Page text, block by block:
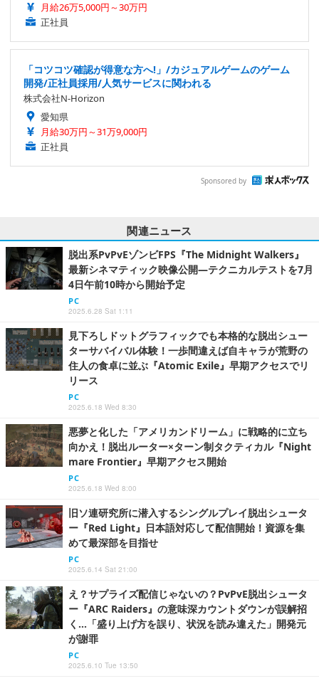
月給26万5,000円～30万円
正社員
「コツコツ確認が得意な方へ!」/カジュアルゲームのゲーム
開発/正社員採用/人気サービスに関われる
株式会社N-Horizon
愛知県
月給30万円～31万9,000円
正社員
Sponsored by
関連ニュース
脱出系PvPvEゾンビFPS『The Midnight Walkers』
最新シネマティック映像公開―テクニカルテストを7月
4日午前10時から開始予定
PC
2025.6.28 Sat 1:11
見下ろしドットグラフィックでも本格的な脱出シュー
ターサバイバル体験！一歩間違えば自キャラが荒野の
住人の食卓に並ぶ『Atomic Exile』早期アクセスでリ
リース
PC
2025.6.18 Wed 8:30
悪夢と化した「アメリカンドリーム」に戦略的に立ち
向かえ！脱出ルーター×ターン制タクティカル『Night
mare Frontier』早期アクセス開始
PC
2025.6.18 Wed 8:00
旧ソ連研究所に潜入するシングルプレイ脱出シュータ
ー『Red Light』日本語対応して配信開始！資源を集
めて最深部を目指せ
PC
2025.6.14 Sat 21:00
え？サプライズ配信じゃないの？PvPvE脱出シュータ
ー『ARC Raiders』の意味深カウントダウンが誤解招
く…「盛り上げ方を誤り、状況を読み違えた」開発元
が謝罪
PC
2025.6.10 Tue 13:50